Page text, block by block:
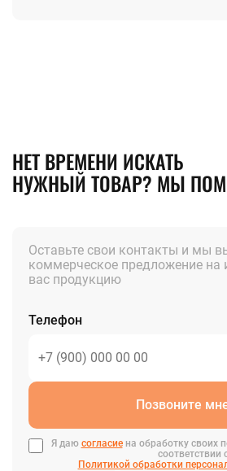
НЕТ ВРЕМЕНИ ИСКАТЬ
НУЖНЫЙ ТОВАР? МЫ
Оставьте свои контакты и мы
коммерческое предложение
вас продукцию
Телефон
Позвоните
Я даю согласиена обработку своих
соответствии
Политикой обработки